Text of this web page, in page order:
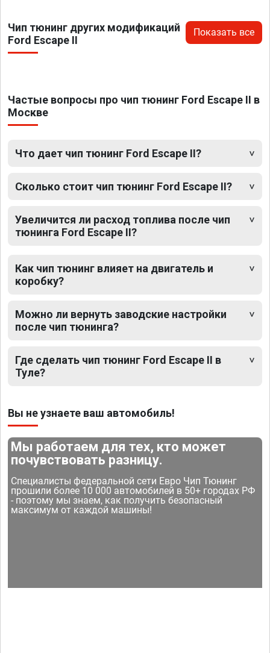
Чип тюнинг других модификаций
Ford Escape II
Показать все
Частые вопросы про чип тюнинг Ford Escape II в
Москве
Что дает чип тюнинг Ford Escape II?
Сколько стоит чип тюнинг Ford Escape II?
Увеличится ли расход топлива после чип
тюнинга Ford Escape II?
Как чип тюнинг влияет на двигатель и
коробку?
Можно ли вернуть заводские настройки
после чип тюнинга?
Где сделать чип тюнинг Ford Escape II в
Туле?
Вы не узнаете ваш автомобиль!
Мы работаем для тех, кто может
почувствовать разницу.
Специалисты федеральной сети Евро Чип Тюнинг
прошили более 10 000 автомобилей в 50+ городах РФ
- поэтому мы знаем, как получить безопасный
максимум от каждой машины!